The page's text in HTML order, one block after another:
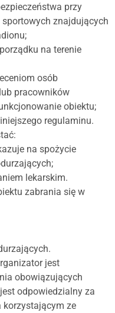
przy
znajdujących
na terenie
osób
pracowników
obiektu;
regulaminu.
na spożycie
lekarskim.
zabrania się w
jest
obowiązujących
odpowiedzialny za
korzystającym ze